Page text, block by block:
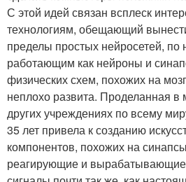
С этой идей связан всплеск
технологиям, обещающий
пределы простых нейросетей,
работающим как нейроны и
физических схем, похожих на
неплохо развита. Проделанная в
других учреждениях по всему
35 лет привела к созданию
компонентов, похожих на
реагирующие и вырабатывающие